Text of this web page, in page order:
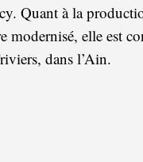
Quant à la
modernisé, elle est
dans l’Ain.